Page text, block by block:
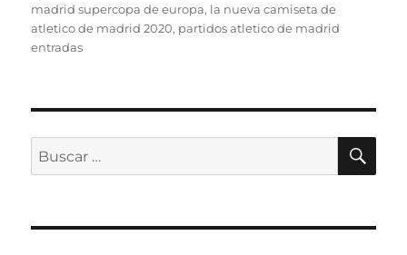
el
madrid supercopa de europa, la nueva camiseta de
atletico de madrid 2020, partidos atletico de madrid
entradas
Buscar
por: